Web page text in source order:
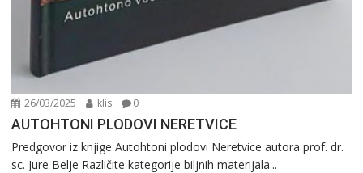
26/03/2025 klis 0
AUTOHTONI PLODOVI NERETVICE
Predgovor iz knjige Autohtoni plodovi Neretvice autora prof. dr.
sc. Jure Belje Različite kategorije biljnih materijala...